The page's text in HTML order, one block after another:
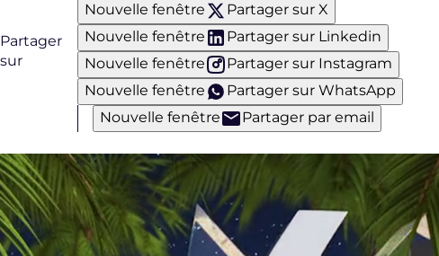
Partager
sur
Nouvelle fenêtre
Partager sur X
Nouvelle fenêtre
Partager sur Linkedin
Nouvelle fenêtre
Partager sur Instagram
Nouvelle fenêtre
Partager sur WhatsApp
Nouvelle fenêtre
Partager par email